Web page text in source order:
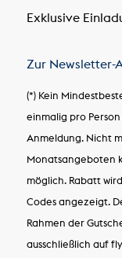
Exklusive
Zur Newsletter-
(*) Kein
einmalig pro
Anmeldung. Nicht
Monatsangeboten
möglich. Rabatt
Codes angezeigt.
Rahmen der
ausschließlich auf